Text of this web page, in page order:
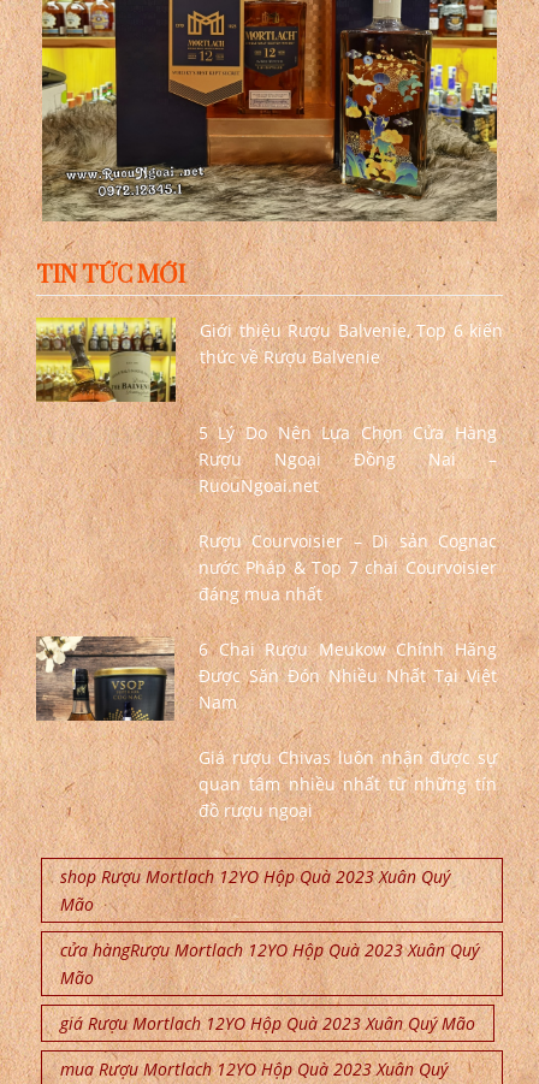
TIN TỨC MỚI
Giới thiệu Rượu Balvenie, Top 6 kiến
thức về Rượu Balvenie
5 Lý Do Nên Lựa Chọn Cửa Hàng
Rượu Ngoại Đồng Nai –
RuouNgoai.net
Rượu Courvoisier – Di sản Cognac
nước Pháp & Top 7 chai Courvoisier
đáng mua nhất
6 Chai Rượu Meukow Chính Hãng
Được Săn Đón Nhiều Nhất Tại Việt
Nam
Giá rượu Chivas luôn nhận được sự
quan tâm nhiều nhất từ những tín
đồ rượu ngoại
shop Rượu Mortlach 12YO Hộp Quà 2023 Xuân Quý
Mão
cửa hàngRượu Mortlach 12YO Hộp Quà 2023 Xuân Quý
Mão
giá Rượu Mortlach 12YO Hộp Quà 2023 Xuân Quý Mão
mua Rượu Mortlach 12YO Hộp Quà 2023 Xuân Quý